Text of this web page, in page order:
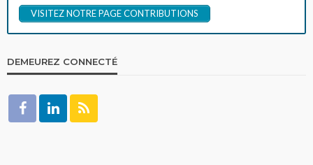
VISITEZ NOTRE PAGE CONTRIBUTIONS
DEMEUREZ CONNECTÉ